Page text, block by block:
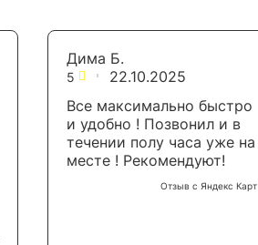
Дима Б.
5
22.10.2025
Все максимально быстро
и удобно ! Позвонил и в
течении полу часа уже на
месте ! Рекомендуют!
Отзыв с Яндекс Карт